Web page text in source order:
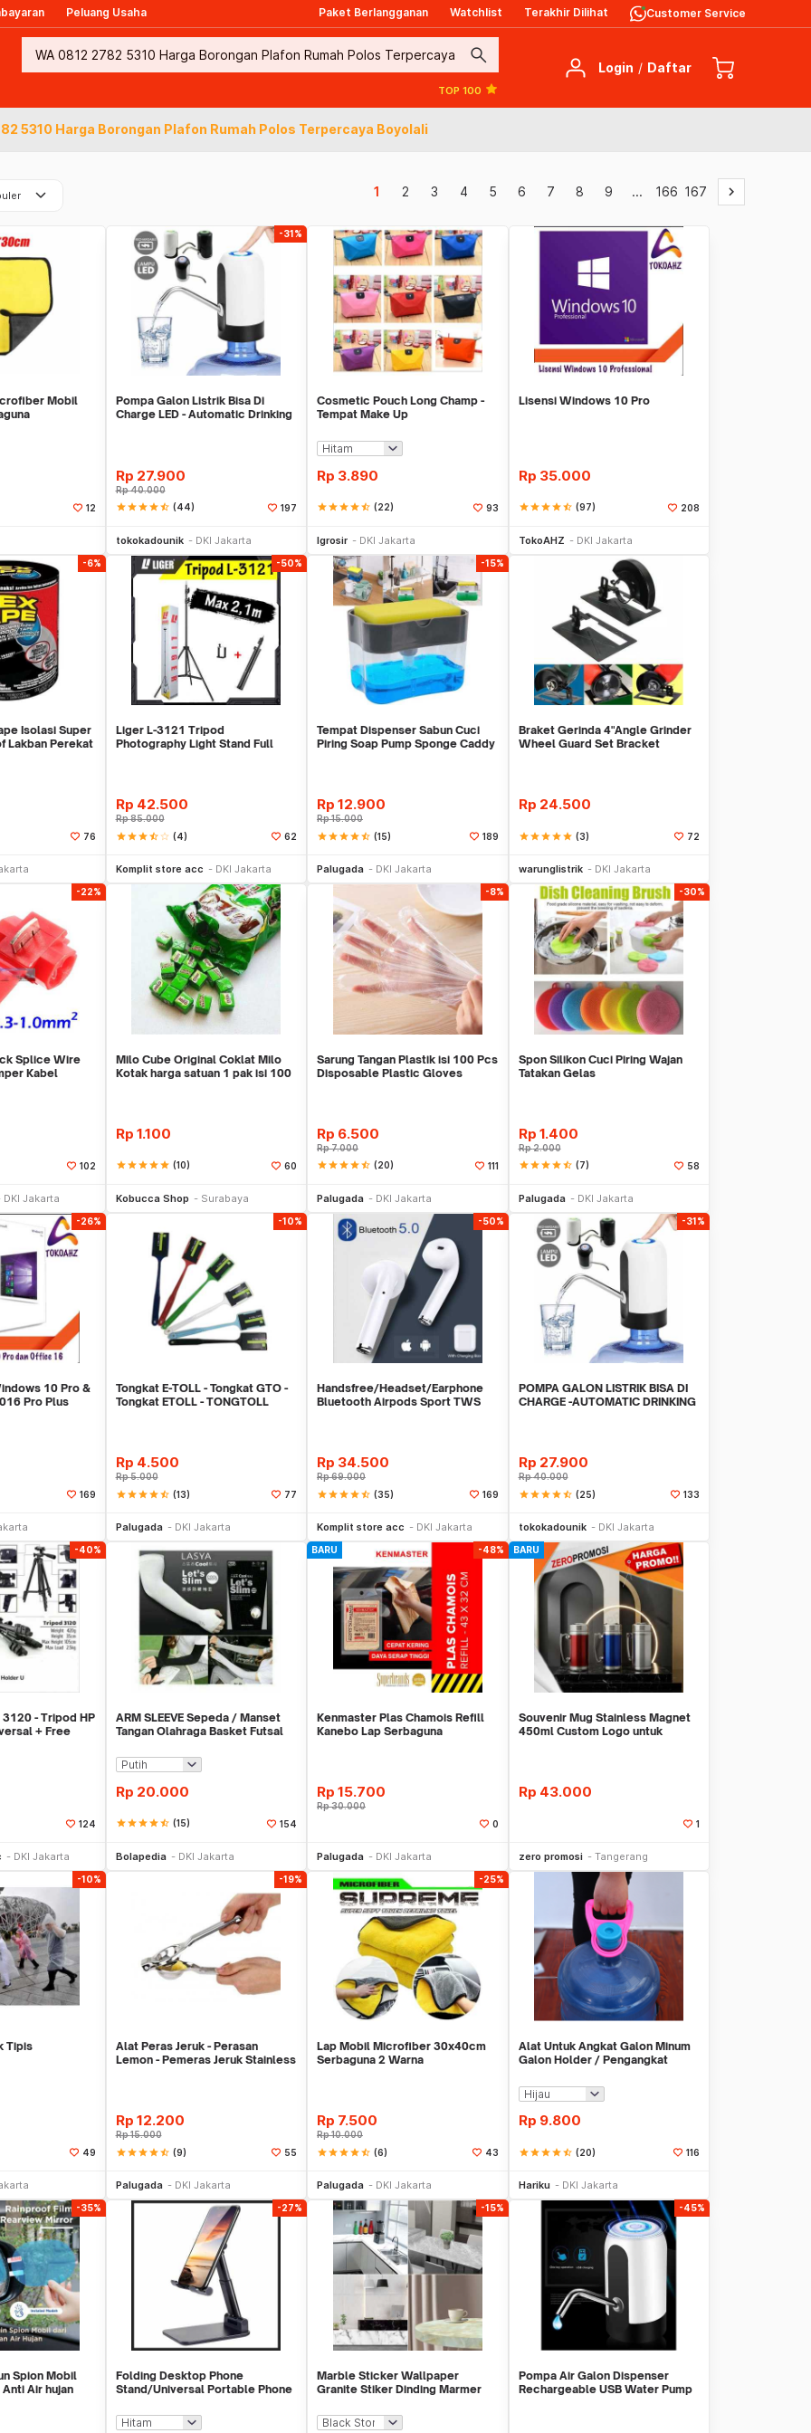
Peluang Usaha Paket Berlangganan Watchlist Terakhir Dilihat Customer Service
search
TOP 100
Login / Daftar
5310 Harga Borongan Plafon Rumah Polos Terpercaya Boyolali
keyboard_arrow_down 1 2 3 4 5 6 7 8 9 ... 166 167 keyboard_arrow_right
Mobil
12
-31%
Pompa Galon Listrik Bisa Di
Charge LED - Automatic Drinking
Rp 27.900
Rp40.000
starstarstarstarstar_half (44) 197
tokokadounik DKI Jakarta
Cosmetic Pouch Long Champ -
Tempat Make Up
Rp 3.890
starstarstarstarstar_half (22) 93
Igrosir DKI Jakarta
Lisensi Windows 10 Pro
Rp 35.000
starstarstarstarstar_half (97) 208
TokoAHZ DKI Jakarta
-6%
Isolasi Super
Lakban Perekat
76
-50%
Liger L-3121 Tripod
Photography Light Stand Full
Rp 42.500
Rp85.000
starstarstarstar_halfstar_border (4) 62
Komplit store acc DKI Jakarta
-15%
Tempat Dispenser Sabun Cuci
Piring Soap Pump Sponge Caddy
Rp 12.900
Rp15.000
starstarstarstarstar_half (15) 189
Palugada DKI Jakarta
Braket Gerinda 4"Angle Grinder
Wheel Guard Set Bracket
Rp 24.500
starstarstarstarstar (3) 72
warunglistrik DKI Jakarta
-22%
Splice Wire
Kabel
102
DKI Jakarta
Milo Cube Original Coklat Milo
Kotak harga satuan 1 pak isi 100
Rp 1.100
starstarstarstarstar (10) 60
Kobucca Shop Surabaya
-8%
Sarung Tangan Plastik isi 100 Pcs
Disposable Plastic Gloves
Rp 6.500
Rp7.000
starstarstarstarstar_half (20) 111
Palugada DKI Jakarta
-30%
Spon Silikon Cuci Piring Wajan
Tatakan Gelas
Rp 1.400
Rp2.000
starstarstarstarstar_half (7) 58
Palugada DKI Jakarta
-26%
10 Pro &
Pro Plus
169
-10%
Tongkat E-TOLL - Tongkat GTO -
Tongkat ETOLL - TONGTOLL
Rp 4.500
Rp5.000
starstarstarstarstar_half (13) 77
Palugada DKI Jakarta
-50%
Handsfree/Headset/Earphone
Bluetooth Airpods Sport TWS
Rp 34.500
Rp69.000
starstarstarstarstar_half (35) 169
Komplit store acc DKI Jakarta
-31%
POMPA GALON LISTRIK BISA DI
CHARGE -AUTOMATIC DRINKING
Rp 27.900
Rp40.000
starstarstarstarstar_half (25) 133
tokokadounik DKI Jakarta
-40%
- Tripod HP
+ Free
124
DKI Jakarta
ARM SLEEVE Sepeda / Manset
Tangan Olahraga Basket Futsal
Rp 20.000
starstarstarstarstar_half (15) 154
Bolapedia DKI Jakarta
BARU -48%
Kenmaster Plas Chamois Refill
Kanebo Lap Serbaguna
Rp 15.700
Rp30.000
0
Palugada DKI Jakarta
BARU
Souvenir Mug Stainless Magnet
450ml Custom Logo untuk
Rp 43.000
1
zero promosi Tangerang
-10%
Tipis
49
-19%
Alat Peras Jeruk - Perasan
Lemon - Pemeras Jeruk Stainless
Rp 12.200
Rp15.000
starstarstarstarstar_half (9) 55
Palugada DKI Jakarta
-25%
Lap Mobil Microfiber 30x40cm
Serbaguna 2 Warna
Rp 7.500
Rp10.000
starstarstarstarstar_half (6) 43
Palugada DKI Jakarta
Alat Untuk Angkat Galon Minum
Galon Holder / Pengangkat
Rp 9.800
starstarstarstarstar_half (20) 116
Hariku DKI Jakarta
-35%
Spion Mobil
Air hujan
-27%
Folding Desktop Phone
Stand/Universal Portable Phone
-15%
Marble Sticker Wallpaper
Granite Stiker Dinding Marmer
-45%
Pompa Air Galon Dispenser
Rechargeable USB Water Pump